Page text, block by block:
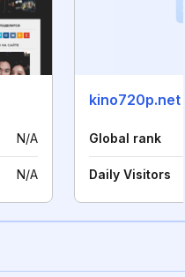
N/A
N/A
kino720p.net
Global rank
Daily Visitors